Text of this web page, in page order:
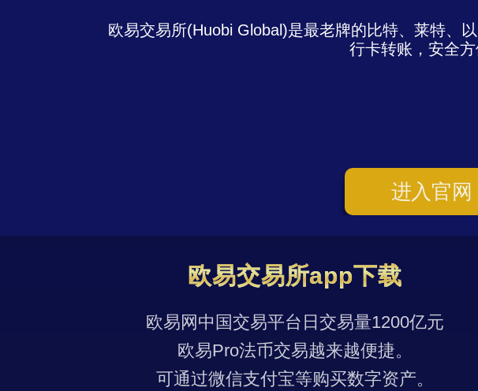
欧易交易所(Huobi Global)是最老牌的比特、莱特、
行卡转账，安全方
进入官网
欧易交易所app下载
欧易网中国交易平台日交易量1200亿元
欧易Pro法币交易越来越便捷。
可通过微信支付宝等购买数字资产。